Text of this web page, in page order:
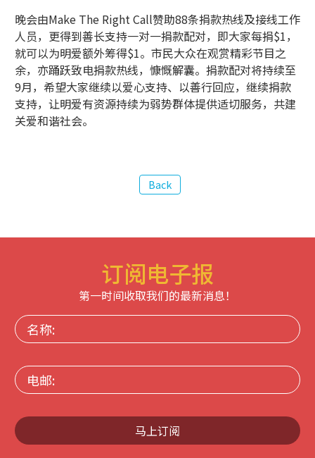
晚会由Make The Right Call赞助88条捐款热线及接线工作
人员，更得到善长支持一对一捐款配对，即大家每捐$1，
就可以为明爱额外筹得$1。市民大众在观赏精彩节目之
余，亦踊跃致电捐款热线，慷慨解囊。捐款配对将持续至
9月，希望大家继续以爱心支持、以善行回应，继续捐款
支持，让明爱有资源持续为弱势群体提供适切服务，共建
关爱和谐社会。
订阅电子报
第一时间收取我们的最新消息！
名
称:
电
邮:
马上订阅